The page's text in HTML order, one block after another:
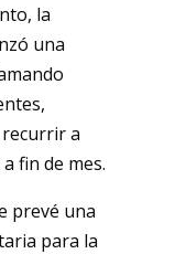
la
una
a
fin de mes.
prevé una
para la